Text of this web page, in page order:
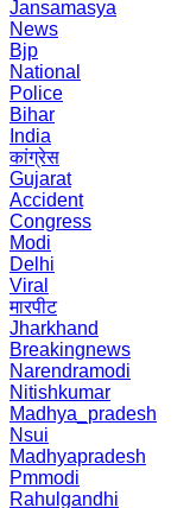
Jansamasya
News
Bjp
National
Police
Bihar
India
कांग्रेस
Gujarat
Accident
Congress
Modi
Delhi
Viral
मारपीट
Jharkhand
Breakingnews
Narendramodi
Nitishkumar
Madhya_pradesh
Nsui
Madhyapradesh
Pmmodi
Rahulgandhi